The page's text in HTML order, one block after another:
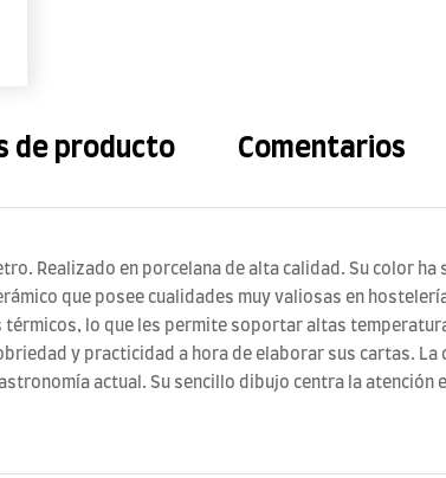
de producto Comentarios
Realizado en porcelana de alta calidad. Su color ha
que posee cualidades muy valiosas en
lo que les permite soportar altas
y practicidad a hora de elaborar sus cartas. La
actual. Su sencillo dibujo centra la atención